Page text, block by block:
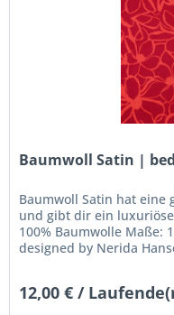
Baumwoll Satin |
Baumwoll Satin hat eine
und gibt dir ein
100% Baumwolle Maße:
designed by Nerida
12,00 € /